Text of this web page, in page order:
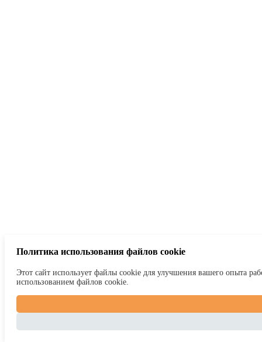
Политика использования файлов cookie
Этот сайт использует файлы cookie для улучшения вашего опыта
использованием файлов cookie.